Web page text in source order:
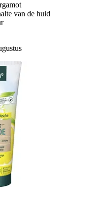
van de huid